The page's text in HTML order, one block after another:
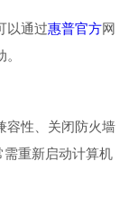
以通过惠普官方网
容性、关闭防火墙
需重新启动计算机